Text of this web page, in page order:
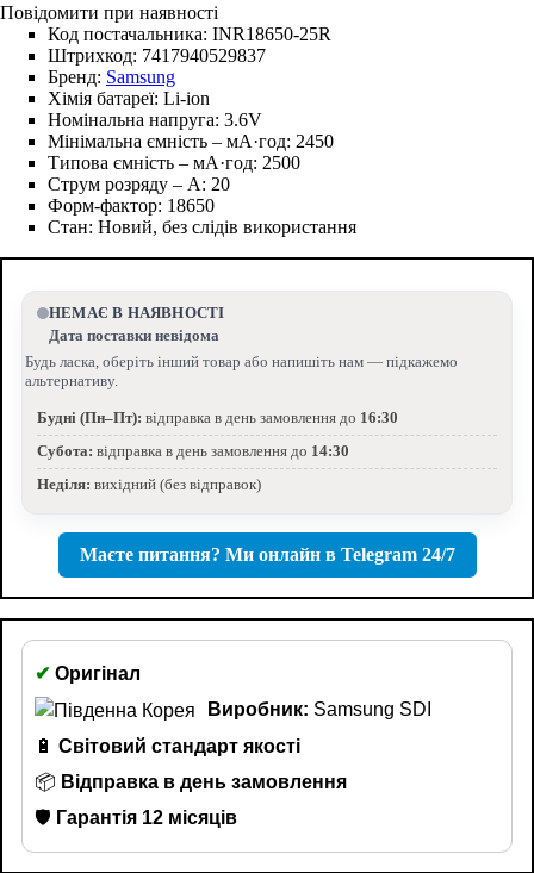
Повідомити при наявності
Код постачальника: INR18650-25R
Штрихкод: 7417940529837
Бренд: Samsung
Хімія батареї: Li-ion
Номінальна напруга: 3.6V
Мінімальна ємність – мА·год: 2450
Типова ємність – мА·год: 2500
Струм розряду – А: 20
Форм-фактор: 18650
Стан: Новий, без слідів використання
НЕМАЄ В НАЯВНОСТІ
Дата поставки невідома
Будь ласка, оберіть інший товар або напишіть нам — підкажемо
альтернативу.
Будні (Пн–Пт): відправка в день замовлення до 16:30
Субота: відправка в день замовлення до 14:30
Неділя: вихідний (без відправок)
Маєте питання? Ми онлайн в Telegram 24/7
✔ Оригінал
Виробник: Samsung SDI
🔋 Світовий стандарт якості
📦 Відправка в день замовлення
🛡️ Гарантія 12 місяців